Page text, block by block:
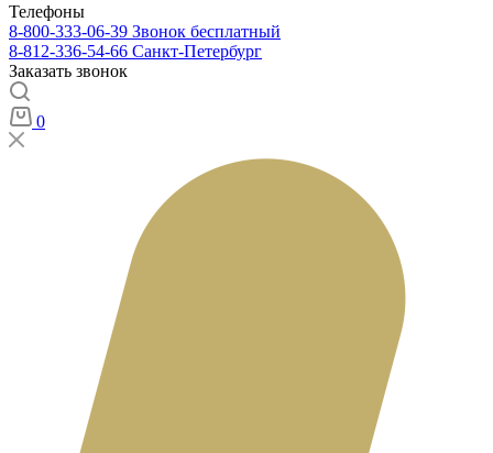
Телефоны
8-800-333-06-39 Звонок бесплатный
8-812-336-54-66 Санкт-Петербург
Заказать звонок
0